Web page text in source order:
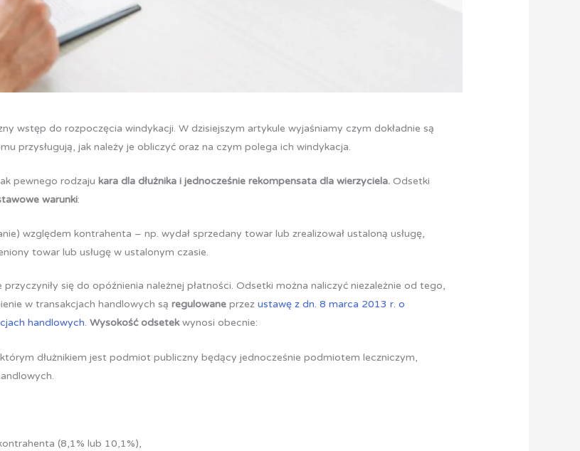
wstęp do rozpoczęcia windykacji. W dzisiejszym artykule wyjaśniamy czym dokładnie są
przysługują, jak należy je obliczyć oraz na czym polega ich windykacja.
pewnego rodzajukara dla dłużnika i jednocześnie rekompensata dla wierzyciela. Odsetki
warunki:
względem kontrahenta – np. wydał sprzedany towar lub zrealizował ustaloną usługę,
towar lub usługę w ustalonym czasie.
się do opóźnienia należnej płatności. Odsetki można naliczyć niezależnie od tego,
w transakcjach handlowych sąregulowane przezustawę z dn. 8 marca 2013 r. o
handlowych.Wysokość odsetekwynosi obecnie:
dłużnikiem jest podmiot publiczny będący jednocześnie podmiotem leczniczym,
(8,1% lub 10,1%),